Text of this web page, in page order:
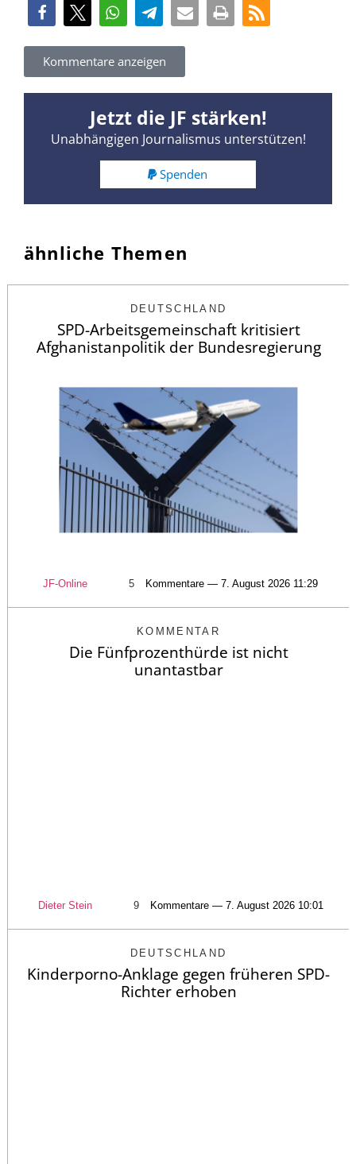
Kommentare anzeigen
Jetzt die JF stärken!
Unabhängigen Journalismus unterstützen!
Spenden
ähnliche Themen
DEUTSCHLAND
SPD-Arbeitsgemeinschaft kritisiert
Afghanistanpolitik der Bundesregierung
JF-Online 5 Kommentare — 7. August 2026 11:29
KOMMENTAR
Die Fünfprozenthürde ist nicht
unantastbar
Dieter Stein 9 Kommentare — 7. August 2026 10:01
DEUTSCHLAND
Kinderporno-Anklage gegen früheren SPD-
Richter erhoben